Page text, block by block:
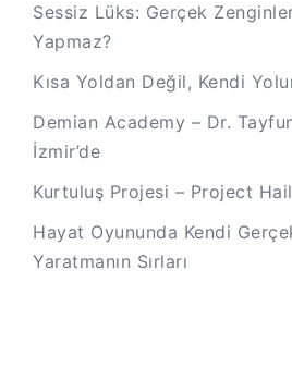
Sessiz Lüks: Gerçek
Yapmaz?
Kısa Yoldan Değil, Kendi
Demian Academy – Dr.
İzmir’de
Kurtuluş Projesi – Project
Hayat Oyununda Kendi
Yaratmanın Sırları